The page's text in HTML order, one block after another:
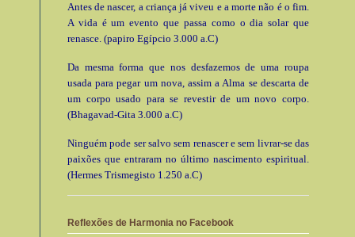
Antes de nascer, a criança já viveu e a morte não é o fim.
A vida é um evento que passa como o dia solar que
renasce. (papiro Egípcio 3.000 a.C)
Da mesma forma que nos desfazemos de uma roupa
usada para pegar um nova, assim a Alma se descarta de
um corpo usado para se revestir de um novo corpo.
(Bhagavad-Gita 3.000 a.C)
Ninguém pode ser salvo sem renascer e sem livrar-se das
paixões que entraram no último nascimento espiritual.
(Hermes Trismegisto 1.250 a.C)
Reflexões de Harmonia no Facebook